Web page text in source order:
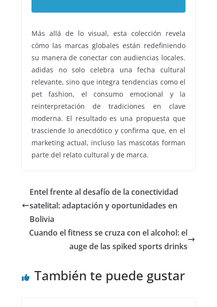
Más allá de lo visual, esta colección revela
cómo las marcas globales están redefiniendo
su manera de conectar con audiencias locales.
adidas no solo celebra una fecha cultural
relevante, sino que integra tendencias como el
pet fashion, el consumo emocional y la
reinterpretación de tradiciones en clave
moderna. El resultado es una propuesta que
trasciende lo anecdótico y confirma que, en el
marketing actual, incluso las mascotas forman
parte del relato cultural y de marca.
Entel frente al desafío de la conectividad
satelital: adaptación y oportunidades en
Bolivia
Cuando el fitness se cruza con el alcohol: el
auge de las spiked sports drinks
También te puede gustar